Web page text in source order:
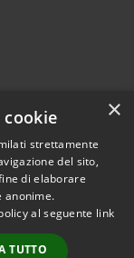
2026 • Comune di
• Powered by
•
Accesso
×
strettamente
del sito,
di elaborare
anonime.
al seguente link
TUTTO